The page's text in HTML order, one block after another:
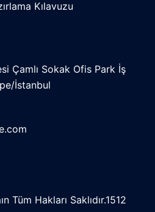
Kılavuzu
Çamlı Sokak Ofis Park İş
İstanbul
Tüm Hakları Saklıdır.1512